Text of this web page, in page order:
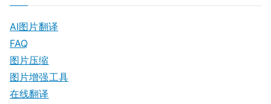
AI图片翻译
FAQ
图片压缩
图片增强工具
在线翻译